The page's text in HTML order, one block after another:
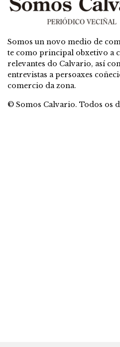
Somos un novo medio de
te como principal obxetivo a
relevantes do Calvario, así
entrevistas a persoaxes
comercio da zona.
© Somos Calvario. Todos os